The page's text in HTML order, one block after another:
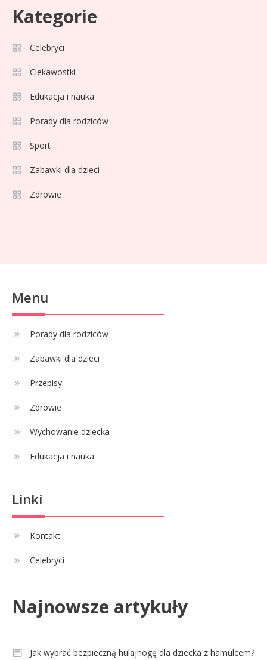
5
Agata Adamek wiek: ile lat ma
znana dziennikarka?
6
popularna influencerka?
1
dla dziecka z hamulcem?
3
Celebryci
Kategorie
Celebryci
Ciekawostki
Edukacja i nauka
Porady dla rodziców
Sport
Zabawki dla dzieci
Zdrowie
Menu
Porady dla rodziców
Zabawki dla dzieci
Przepisy
Zdrowie
Wychowanie dziecka
Edukacja i nauka
Linki
Kontakt
Celebryci
Najnowsze artykuły
Jak wybrać bezpieczną hulajnogę dla dziecka z hamulcem?